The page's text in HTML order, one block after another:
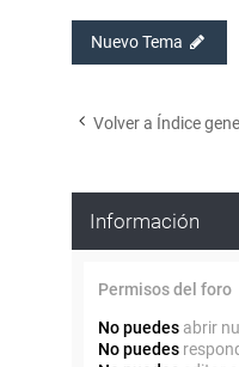
Nuevo Tema
Volver a Índice
Información
Permisos del foro
No puedes abrir
No puedes